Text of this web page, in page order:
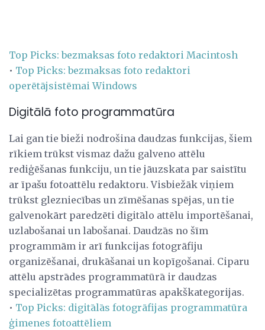
Top Picks: bezmaksas foto redaktori Macintosh
• Top Picks: bezmaksas foto redaktori
operētājsistēmai Windows
Digitālā foto programmatūra
Lai gan tie bieži nodrošina daudzas funkcijas, šiem
rīkiem trūkst vismaz dažu galveno attēlu
rediģēšanas funkciju, un tie jāuzskata par saistītu
ar īpašu fotoattēlu redaktoru. Visbiežāk viņiem
trūkst glezniecības un zīmēšanas spējas, un tie
galvenokārt paredzēti digitālo attēlu importēšanai,
uzlabošanai un labošanai. Daudzās no šīm
programmām ir arī funkcijas fotogrāfiju
organizēšanai, drukāšanai un kopīgošanai. Ciparu
attēlu apstrādes programmatūrā ir daudzas
specializētas programmatūras apakškategorijas.
• Top Picks: digitālās fotogrāfijas programmatūra
ģimenes fotoattēliem